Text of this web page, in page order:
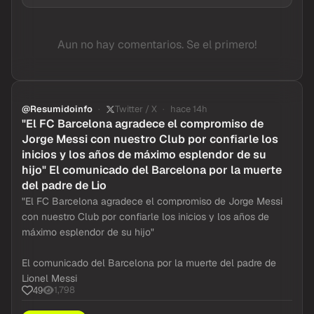
Aun no hay comentarios. Se el primero!
@Resumidoinfo Twitter / X hace 14h
"El FC Barcelona agradece el compromiso de
Jorge Messi con nuestro Club por confiarle los
inicios y los años de máximo esplendor de su
hijo" El comunicado del Barcelona por la muerte
del padre de Lio
"El FC Barcelona agradece el compromiso de Jorge Messi
con nuestro Club por confiarle los inicios y los años de
máximo esplendor de su hijo"
El comunicado del Barcelona por la muerte del padre de
Lionel Messi
49 1,798